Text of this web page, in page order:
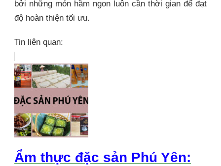
bởi những món hầm ngon luôn cần thời gian để đạt
độ hoàn thiện tối ưu.
Tin liên quan:
Ẩm thực đặc sản Phú Yên: